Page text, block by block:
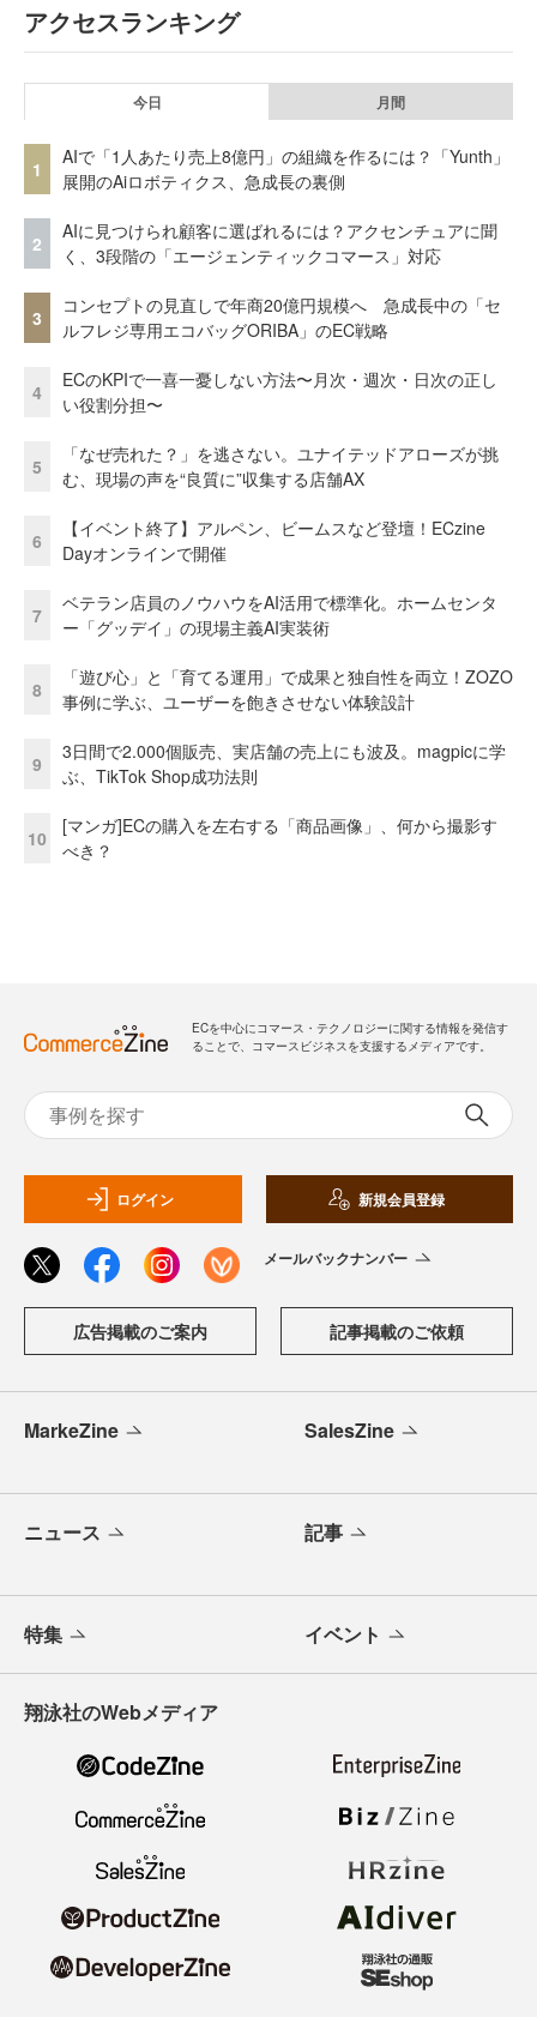
アクセスランキング
今日 月間
1
AIで「1人あたり売上8億円」の組織を作るには？「Yunth」
展開のAiロボティクス、急成長の裏側
2
AIに見つけられ顧客に選ばれるには？アクセンチュアに聞
く、3段階の「エージェンティックコマース」対応
3
コンセプトの見直しで年商20億円規模へ 急成長中の「セ
ルフレジ専用エコバッグORIBA」のEC戦略
4
ECのKPIで一喜一憂しない方法〜月次・週次・日次の正し
い役割分担〜
5
「なぜ売れた？」を逃さない。ユナイテッドアローズが挑
む、現場の声を“良質に”収集する店舗AX
6
【イベント終了】アルペン、ビームスなど登壇！ECzine
Dayオンラインで開催
7
ベテラン店員のノウハウをAI活用で標準化。ホームセンタ
ー「グッデイ」の現場主義AI実装術
8
「遊び心」と「育てる運用」で成果と独自性を両立！ZOZO
事例に学ぶ、ユーザーを飽きさせない体験設計
9
3日間で2.000個販売、実店舗の売上にも波及。magpicに学
ぶ、TikTok Shop成功法則
10
[マンガ]ECの購入を左右する「商品画像」、何から撮影す
べき？
ECを中心にコマース・テクノロジーに関する情報を発信す
ることで、コマースビジネスを支援するメディアです。
ログイン 新規会員登録
メールバックナンバー
広告掲載のご案内 記事掲載のご依頼
MarkeZine SalesZine
ニュース 記事
特集 イベント
翔泳社のWebメディア